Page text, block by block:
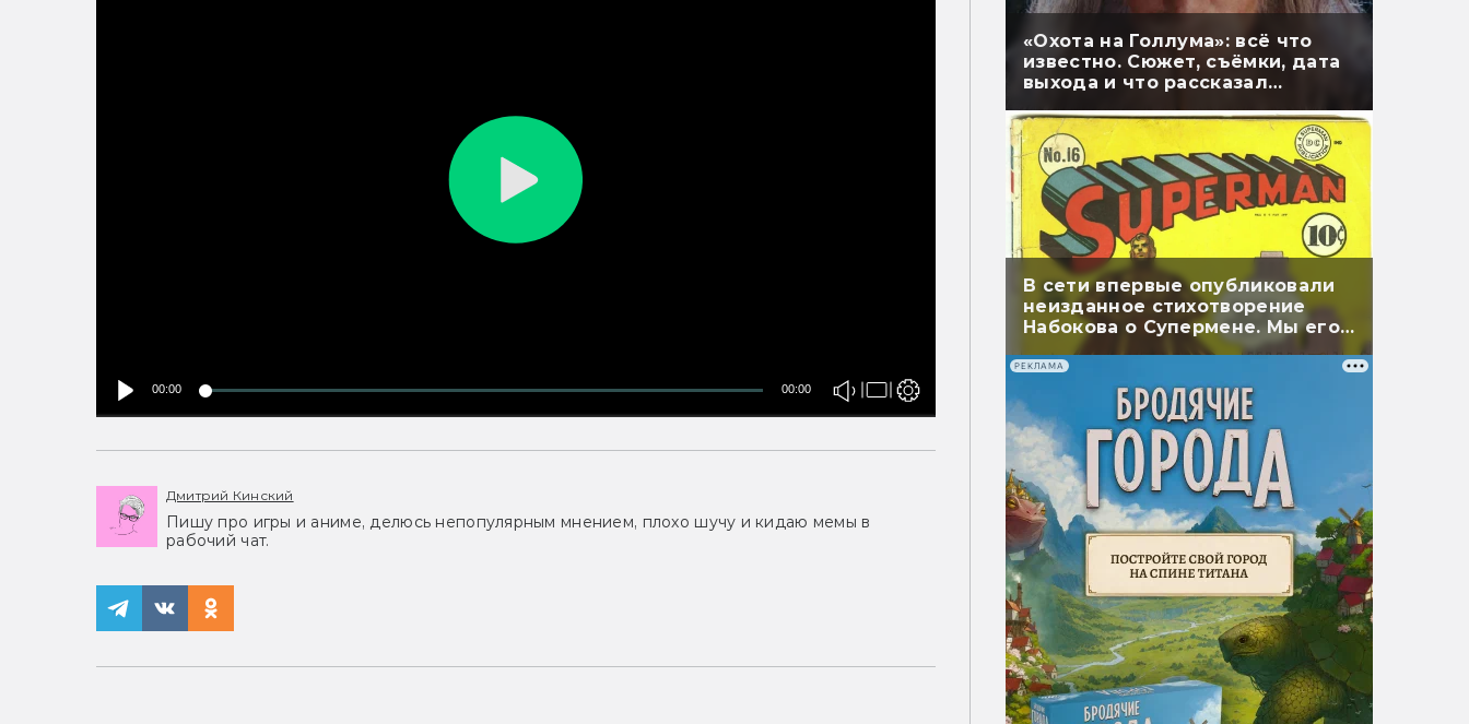
00:00 00:00
Дмитрий Кинский
Пишу про игры и аниме, делюсь непопулярным мнением, плохо шучу и кидаю мемы в
рабочий чат.
«Охота на Голлума»: всё что
известно. Сюжет, съёмки, дата
выхода и что рассказал
В сети впервые опубликовали
неизданное стихотворение
Набокова о Супермене. Мы его
перевели
РЕКЛАМА